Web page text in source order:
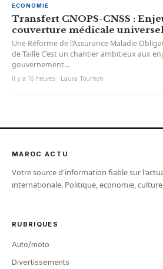
ECONOMIE
Transfert CNOPS-CNSS :
couverture médicale
Une Réforme de l’Assurance Maladie
de Taille C’est un chantier ambitieux aux
gouvernement...
Il y a 16 heures · Laura Tournon
MAROC ACTU
Votre source d'information fiable sur
internationale. Politique, economie,
RUBRIQUES
Auto/moto
Divertissements